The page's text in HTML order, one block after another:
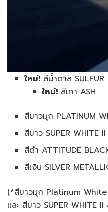
ใหม่! สีน้ำตาล SULFUR
ใหม่!สีเทา ASH
สีขาวมุก PLATINUM
สีขาว SUPER WHITE II
สีดำ ATTITUDE
สีเงิน SILVER
(*สีขาวมุก Platinum
และ สีขาว SUPER WHITE